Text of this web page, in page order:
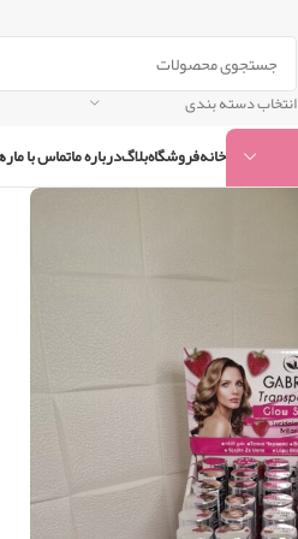
انتخاب دسته بندی
خانهفروشگاهبلاگدرباره ماتماس با ما